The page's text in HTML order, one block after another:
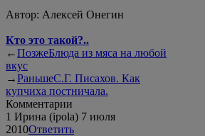
Автор: Алексей Онегин
Кто это такой?..
←ПозжеБлюда из мяса на любой
вкус
→РаньшеС.Г. Писахов. Как
купчиха постничала.
Комментарии
1 Ирина (ipola) 7 июля
2010Ответить